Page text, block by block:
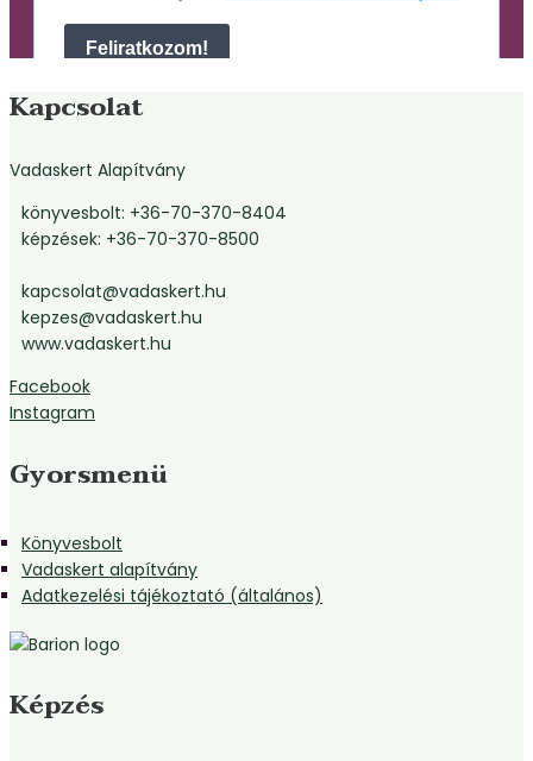
Kapcsolat
Vadaskert Alapítvány
könyvesbolt: +36-70-370-8404
képzések: +36-70-370-8500
kapcsolat@vadaskert.hu
kepzes@vadaskert.hu
www.vadaskert.hu
Facebook
Instagram
Gyorsmenü
Könyvesbolt
Vadaskert alapítvány
Adatkezelési tájékoztató (általános)
Képzés